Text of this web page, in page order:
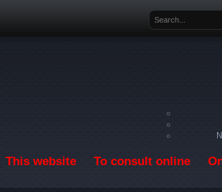
Search
This website To consult online